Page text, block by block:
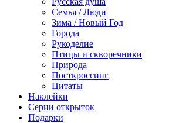
Семья / Люди
Зима / Новый Год
Города
Рукоделие
Птицы и скворечники
Природа
Посткроссинг
Цитаты
Наклейки
Серии открыток
Подарки